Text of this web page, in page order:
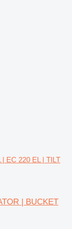
EC 220 EL | TILT
| BUCKET